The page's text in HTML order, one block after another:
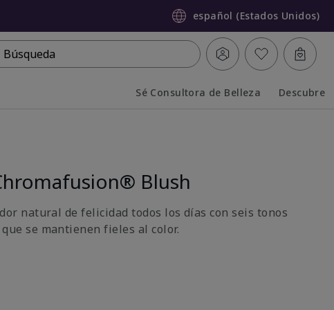
español (Estados Unidos)
Búsqueda
Sé Consultora de Belleza Descubre
Blush
natural de felicidad todos los días con seis tonos
se mantienen fieles al color.